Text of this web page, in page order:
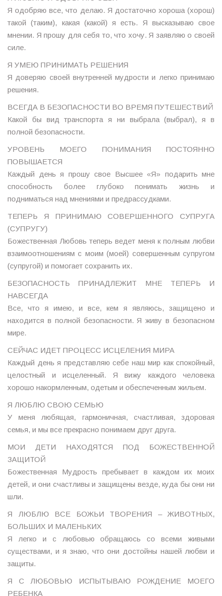
Я одобряю все, что делаю. Я достаточно хороша (хорош)
такой (таким), какая (какой) я есть. Я высказываю свое
мнении. Я прошу для себя то, что хочу. Я заявляю о своей
силе.
Я УМЕЮ ПРИНИМАТЬ РЕШЕНИЯ
Я доверяю своей внутренней мудрости и легко принимаю
решения.
ВСЕГДА В БЕЗОПАСНОСТИ ВО ВРЕМЯ ПУТЕШЕСТВИЙ
Какой бы вид транспорта я ни выбрала (выбрал), я в
полной безопасности.
УРОВЕНЬ МОЕГО ПОНИМАНИЯ ПОСТОЯННО
ПОВЫШАЕТСЯ
Каждый день я прошу свое Высшее «Я» подарить мне
способность более глубоко понимать жизнь и
подниматься над мнениями и предрассудками.
ТЕПЕРЬ Я ПРИНИМАЮ СОВЕРШЕННОГО СУПРУГА
(СУПРУГУ)
Божественная Любовь теперь ведет меня к полным любви
взаимоотношениям с моим (моей) совершенным супругом
(супругой) и помогает сохранить их.
БЕЗОПАСНОСТЬ ПРИНАДЛЕЖИТ МНЕ ТЕПЕРЬ И
НАВСЕГДА
Все, что я имею, и все, кем я являюсь, защищено и
находится в полной безопасности. Я живу в безопасном
мире.
СЕЙЧАС ИДЕТ ПРОЦЕСС ИСЦЕЛЕНИЯ МИРА
Каждый день я представляю себе наш мир как спокойный,
целостный и исцеленный. Я вижу каждого человека
хорошо накормленным, одетым и обеспеченным жильем.
Я ЛЮБЛЮ СВОЮ СЕМЬЮ
У меня любящая, гармоничная, счастливая, здоровая
семья, и мы все прекрасно понимаем друг друга.
МОИ ДЕТИ НАХОДЯТСЯ ПОД БОЖЕСТВЕННОЙ
ЗАЩИТОЙ
Божественная Мудрость пребывает в каждом их моих
детей, и они счастливы и защищены везде, куда бы они ни
шли.
Я ЛЮБЛЮ ВСЕ БОЖЬИ ТВОРЕНИЯ – ЖИВОТНЫХ,
БОЛЬШИХ И МАЛЕНЬКИХ
Я легко и с любовью обращаюсь со всеми живыми
существами, и я знаю, что они достойны нашей любви и
защиты.
Я С ЛЮБОВЬЮ ИСПЫТЫВАЮ РОЖДЕНИЕ МОЕГО
РЕБЕНКА